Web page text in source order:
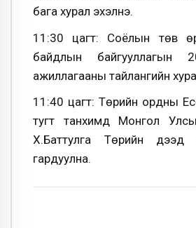
бага хурал эхэлнэ.
11:30 цагт: Соёлын төв
байдлын байгууллагын
ажиллагааны тайлангийн
11:40 цагт: Төрийн ордны
тугт танхимд Монгол
Х.Баттулга Төрийн дээд
гардуулна.